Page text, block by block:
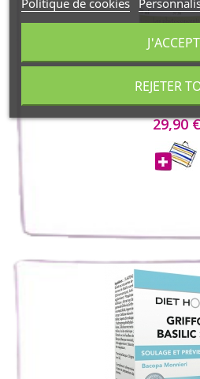
Phyto-concentré nuit
29,90 €
Politique de cookies
REJETER